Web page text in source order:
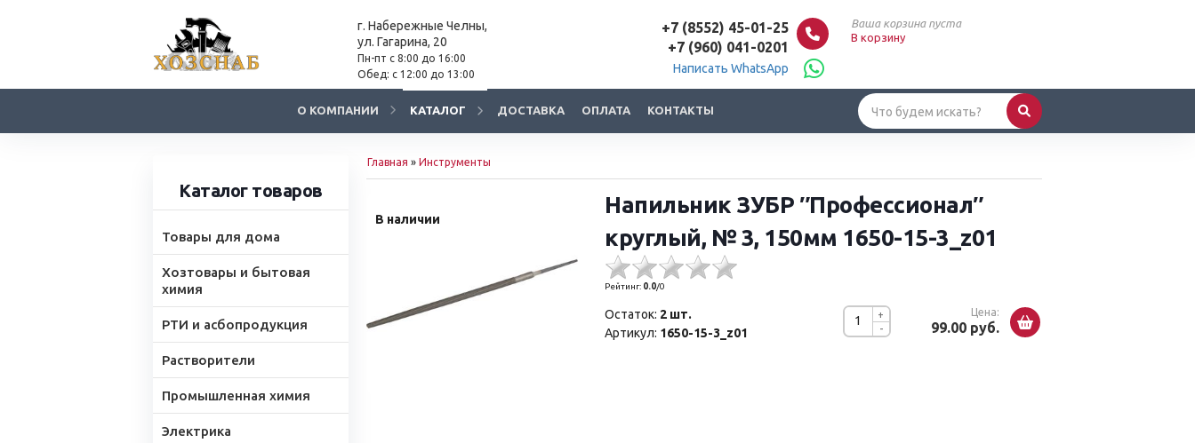
г. Набережные Челны,
ул. Гагарина, 20
Пн-пт с 8:00 до 16:00
Обед: с 12:00 до 13:00
+7 (8552) 45-01-25
+7 (960) 041-0201
Написать WhatsApp
Ваша корзина пуста
В корзину
О КОМПАНИИ КАТАЛОГ ДОСТАВКА ОПЛАТА КОНТАКТЫ
Каталог товаров
Товары для дома
Хозтовары и бытовая
химия
РТИ и асбопродукция
Растворители
Промышленная химия
Электрика
Главная » Инструменты
В наличии
Напильник ЗУБР ″Профессионал″
круглый, № 3, 150мм 1650-15-3_z01
Рейтинг: 0.0/0
-
+ Цена:
99.00 руб.
Остаток: 2 шт.
Артикул: 1650-15-3_z01